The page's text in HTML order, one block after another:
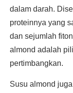
dalam darah.
proteinnya yang
dan sejumlah
almond adalah
pertimbangkan.
Susu almond